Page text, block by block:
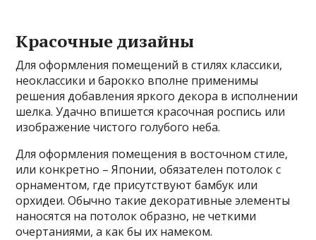
Красочные дизайны
Для оформления помещений в стилях классики,
неоклассики и барокко вполне применимы
решения добавления яркого декора в исполнении
шелка. Удачно впишется красочная роспись или
изображение чистого голубого неба.
Для оформления помещения в восточном стиле,
или конкретно – Японии, обязателен потолок с
орнаментом, где присутствуют бамбук или
орхидеи. Обычно такие декоративные элементы
наносятся на потолок образно, не четкими
очертаниями, а как бы их намеком.